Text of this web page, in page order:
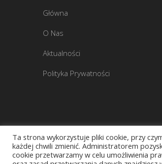
Główna
O Nas
Aktualności
Polityka Prywatności
Ta strona wykorzystuje pliki cookie, przy
każdej chwili zmienić. Administratorem
cookie przetwarzamy w celu umożliwienia